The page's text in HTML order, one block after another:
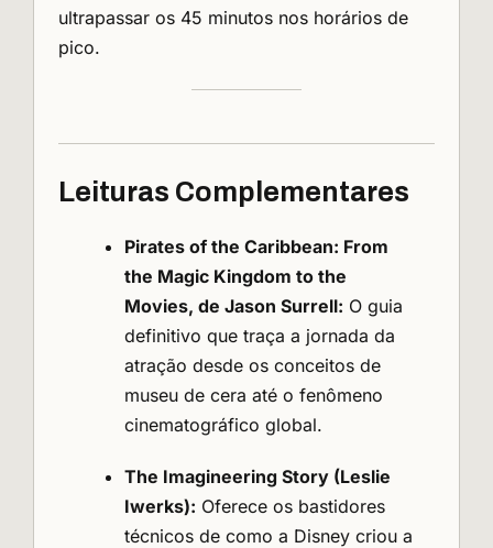
ultrapassar os 45 minutos nos horários de
pico.
Leituras Complementares
Pirates of the Caribbean: From
the Magic Kingdom to the
Movies, de Jason Surrell: O guia
definitivo que traça a jornada da
atração desde os conceitos de
museu de cera até o fenômeno
cinematográfico global.
The Imagineering Story (Leslie
Iwerks): Oferece os bastidores
técnicos de como a Disney criou a